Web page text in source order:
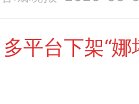
多平台下架“娜